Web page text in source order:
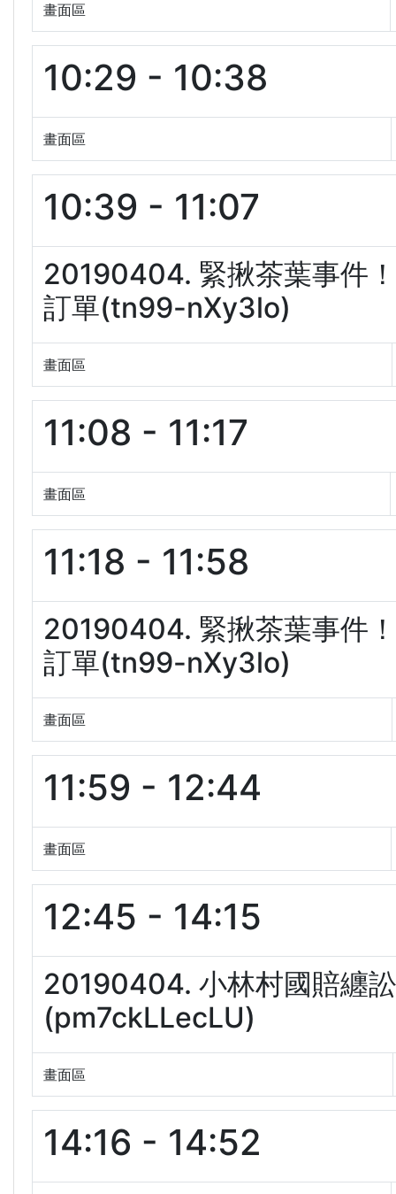
畫面區
10:29 - 10:38
畫面區
10:39 - 11:07
20190404. 緊揪茶葉事件
訂單(tn99-nXy3lo)
畫面區
11:08 - 11:17
畫面區
11:18 - 11:58
20190404. 緊揪茶葉事件
訂單(tn99-nXy3lo)
畫面區
11:59 - 12:44
畫面區
12:45 - 14:15
20190404. 小林村國賠纏
(pm7ckLLecLU)
畫面區
14:16 - 14:52